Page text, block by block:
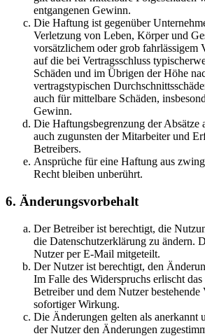
entgangenen Gewinn.
Die Haftung ist gegenüber
Verletzung von Leben, Körper und
vorsätzlichem oder grob fahrlässigem
auf die bei Vertragsschluss
Schäden und im Übrigen der Höhe
vertragstypischen
auch für mittelbare Schäden,
Gewinn.
Die Haftungsbegrenzung der Absätze
auch zugunsten der Mitarbeiter und
Betreibers.
Ansprüche für eine Haftung aus
Recht bleiben unberührt.
6. Änderungsvorbehalt
Der Betreiber ist berechtigt, die
die Datenschutzerklärung zu ändern.
Nutzer per E-Mail mitgeteilt.
Der Nutzer ist berechtigt, den
Im Falle des Widerspruchs erlischt
Betreiber und dem Nutzer bestehende
sofortiger Wirkung.
Die Änderungen gelten als anerkannt
der Nutzer den Änderungen